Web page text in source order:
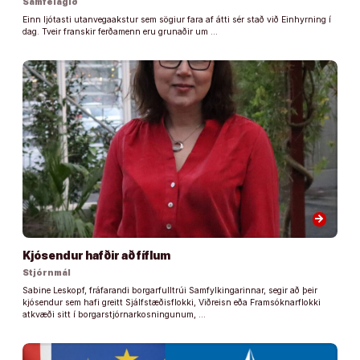
Samfélagið
Einn ljótasti utanvegaakstur sem sögiur fara af átti sér stað við Einhyrning í
dag. Tveir franskir ferðamenn eru grunaðir um …
arrow_forward
Kjósendur hafðir að fíflum
Stjórnmál
Sabine Leskopf, fráfarandi borgarfulltrúi Samfylkingarinnar, segir að þeir
kjósendur sem hafi greitt Sjálfstæðisflokki, Viðreisn eða Framsóknarflokki
atkvæði sitt í borgarstjórnarkosningunum, …